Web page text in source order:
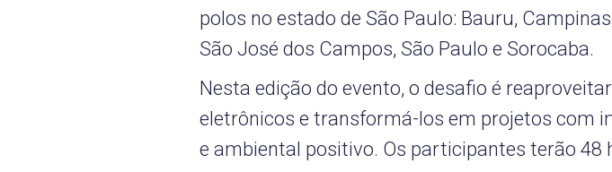
polos no estado de São Paulo: Bauru,
São José dos Campos, São Paulo e Sorocaba.
Nesta edição do evento, o desafio é
eletrônicos e transformá-los em projetos com
e ambiental positivo. Os participantes terão 48